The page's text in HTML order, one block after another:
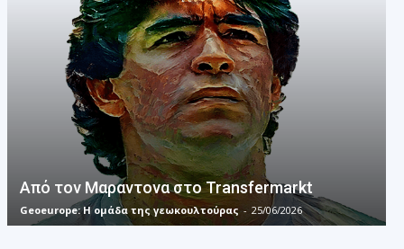
Από τον Μαραντονα στο Transfermarkt
Geoeurope: Η ομάδα της γεωκουλτούρας - 25/06/2026